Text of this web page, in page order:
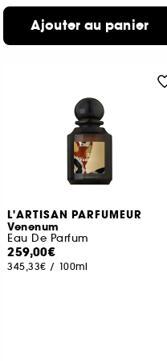
Ajouter au panier
L'ARTISAN PARFUMEUR
Venenum
Eau De Parfum
259,00€
345,33€ / 100ml